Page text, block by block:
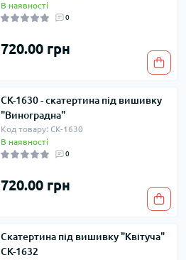
В наявності
0
720.00 грн
СК-1630 - скатертина під вишивку
"Виноградна"
Код товару: СК-1630
В наявності
0
720.00 грн
Скатертина під вишивку "Квітуча"
СК-1632